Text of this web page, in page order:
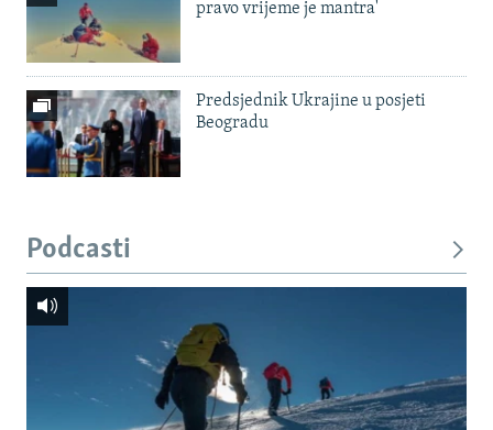
pravo vrijeme je mantra'
Predsjednik Ukrajine u posjeti
Beogradu
Podcasti